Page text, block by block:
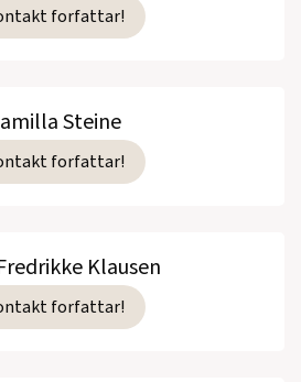
forfattar!
Steine
forfattar!
Klausen
forfattar!